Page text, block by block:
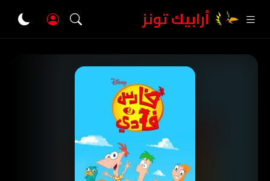
أرابيك تونز